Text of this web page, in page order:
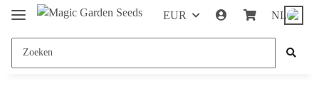
EUR NL